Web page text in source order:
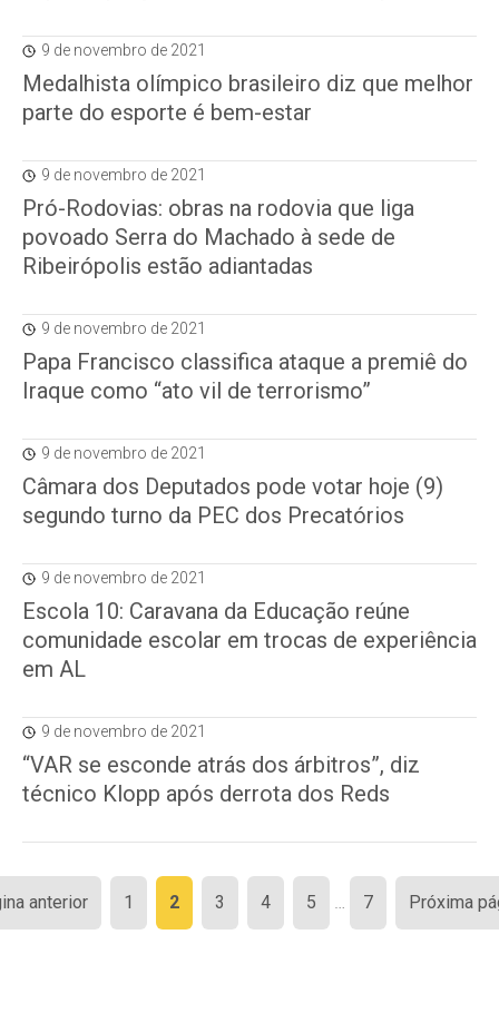
9 de novembro de 2021
Medalhista olímpico brasileiro diz que melhor
parte do esporte é bem-estar
9 de novembro de 2021
Pró-Rodovias: obras na rodovia que liga
povoado Serra do Machado à sede de
Ribeirópolis estão adiantadas
9 de novembro de 2021
Papa Francisco classifica ataque a premiê do
Iraque como “ato vil de terrorismo”
9 de novembro de 2021
Câmara dos Deputados pode votar hoje (9)
segundo turno da PEC dos Precatórios
9 de novembro de 2021
Escola 10: Caravana da Educação reúne
comunidade escolar em trocas de experiência
em AL
9 de novembro de 2021
“VAR se esconde atrás dos árbitros”, diz
técnico Klopp após derrota dos Reds
Paginação
de
anterior 1 2 3 4 5 … 7 Próxima